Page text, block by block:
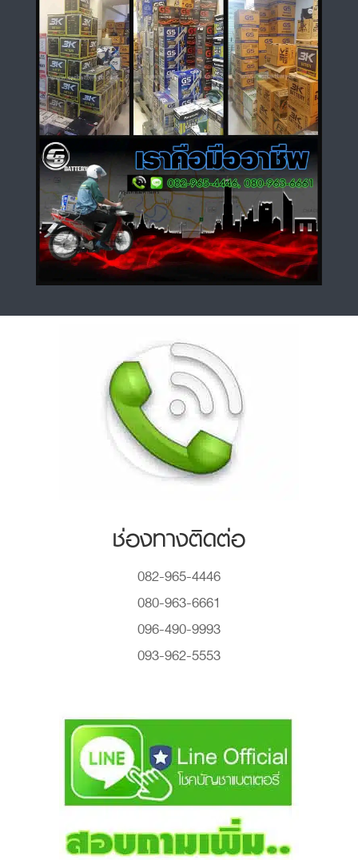
ช่องทางติดต่อ
082-965-4446
080-963-6661
096-490-9993
093-962-5553